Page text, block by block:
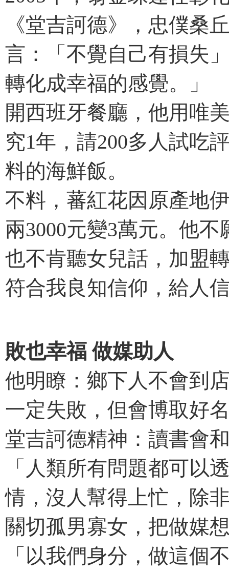
《堂吉訶德》，忠僕桑
言：「不覺自己有損失
轉化成幸福的感覺。」
開西班牙餐廳，他用唯
究1年，請200多人試吃
料的海鮮飯。
不料，蕃紅花因原產地
兩3000元變3萬元。他
也不肯聽女兒話，加盟
符合我良知信仰，給人
敗也幸福 做媒助人
他明瞭：鄉下人不會到
一定失敗，但會博取好
堂吉訶德精神：讀書會
「人類所有問題都可以
情，沒人幫得上忙，除
關切孤男寡女，把做媒
「以我們身分，做這個